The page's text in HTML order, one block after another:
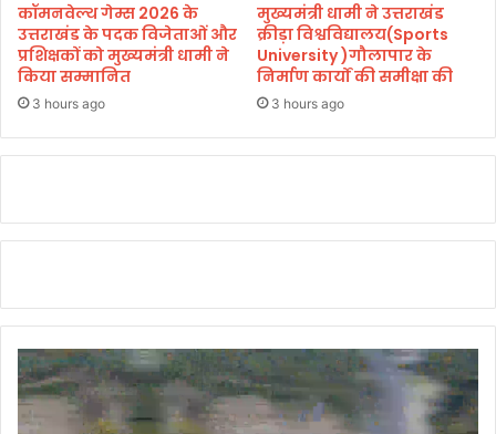
त्री
ने
कि
या
प्र
कॉमनवेल्थ गेम्स 2026 के
उत्तराखंड के पदक विजेताओं और
प्रशिक्षकों को मुख्यमंत्री धामी ने
किया सम्मानित
3 hours ago
मुख्यमंत्री धामी ने उत्तराखंड
क्रीड़ा विश्वविद्यालय(Sports
University )गौलापार के
निर्माण कार्यों की समीक्षा की
3 hours ago